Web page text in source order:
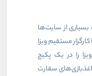
بسیاری از سایت‌ها
مستقیم ویزا
را در یک پکیج
سفارت